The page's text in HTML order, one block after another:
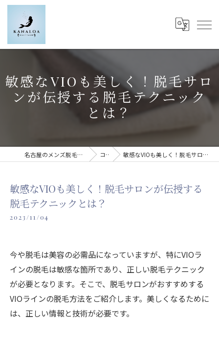
敏感なVIOも美しく！脱毛サロ
ンが伝授する脱毛テクニック
とは？
名古屋のメンズ脱毛ならKanaloa beauty salon コラム 敏感なVIOも美しく！脱毛サロンが伝授する脱毛テクニックとは？
敏感なVIOも美しく！脱毛サロンが伝授する
脱毛テクニックとは？
2023/11/04
今や脱毛は美容の必需品になっていますが、特にVIOラ
インの脱毛は敏感な箇所であり、正しい脱毛テクニック
が必要となります。そこで、脱毛サロンがおすすめする
VIOラインの脱毛方法をご紹介します。美しくなるために
は、正しい情報と技術が必要です。